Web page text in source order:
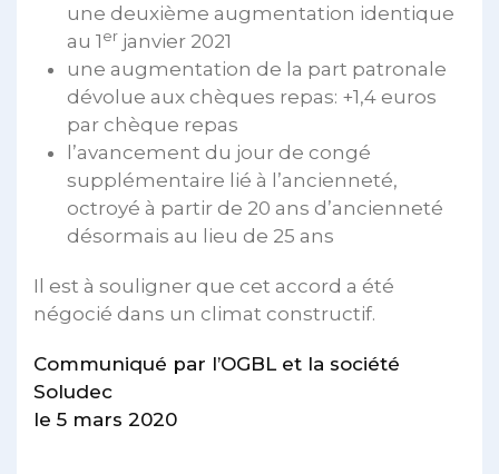
une deuxième augmentation identique
au 1 er janvier 2021
une augmentation de la part patronale
dévolue aux chèques repas: +1,4 euros
par chèque repas
l’avancement du jour de congé
supplémentaire lié à l’ancienneté,
octroyé à partir de 20 ans d’ancienneté
désormais au lieu de 25 ans
Il est à souligner que cet accord a été
négocié dans un climat constructif.
Communiqué par l’OGBL et la société
Soludec
le 5 mars 2020